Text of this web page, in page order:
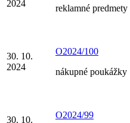
2024 reklamné predmety
30. 10.
2024
O2024/100
nákupné poukážky
30. 10.
O2024/99